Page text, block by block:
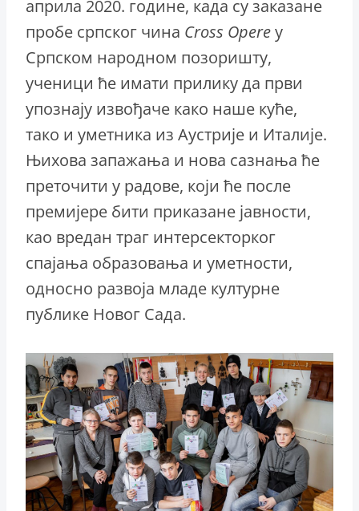
априла 2020. године, када су заказане
пробе српског чина Cross Operеу
Српском народном позоришту,
ученици ће имати прилику да први
упознају извођаче како наше куће,
тако и уметника из Аустрије и Италије.
Њихова запажања и нова сазнања ће
преточити у радове, који ће после
премијере бити приказане јавности,
као вредан траг интерсекторког
спајања образовања и уметности,
односно развоја младе културне
публике Новог Сада.